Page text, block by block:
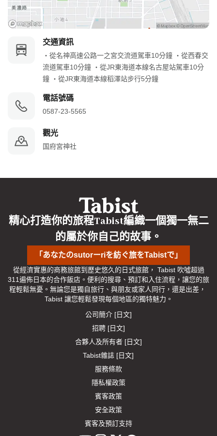
交通資訊
・從名神高速公路一之宮交流道駕車10分鐘 ・從西春交
流道駕車10分鐘 ・從JR東海道本線名古屋站駕車10分
鐘 ・從JR東海道本線稻澤站步行5分鐘
電話號碼
0587-23-5565
觀光
国府宮神社
「あなたのsutorーriを紡ぐ旅をTabistで」
精心打造你的旅程Tabist編織一個獨一無二
的屬於你自己的故事。
從經濟實惠的商務旅館到歷史悠久的日式旅館， Tabist 吹噓超過
311遍佈日本的合作飯店。便利的搜尋、預訂和入住流程，讓您的旅
程輕鬆無憂。無論您是獨自旅行、與朋友或家人同行，還是出差，
Tabist 讓您輕鬆發現每個地區的獨特魅力。
公司簡介 [日文]
招聘 [日文]
合夥人及所有者 [日文]
Tabist雜誌 [日文]
服務條款
隱私權政策
賓客政策
安全政策
賓客及預訂支持